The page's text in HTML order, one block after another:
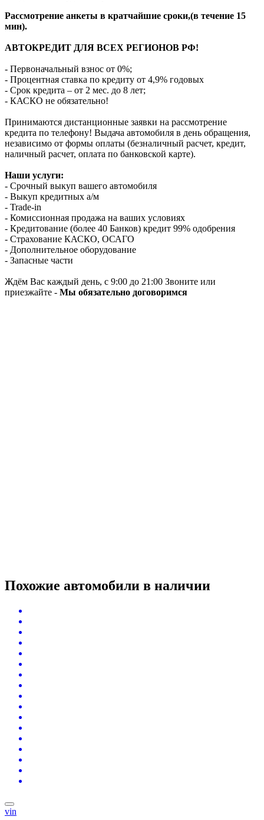
Рассмотрение анкеты в кратчайшие сроки,(в течение 15
мин).
АВТОКРЕДИТ ДЛЯ ВСЕХ РЕГИОНОВ РФ!
- Первоначальный взнос от 0%;
- Процентная ставка по кредиту от 4,9% годовых
- Срок кредита – от 2 мес. до 8 лет;
- КАСКО не обязательно!
Принимаются дистанционные заявки на рассмотрение
кредита по телефону! Выдача автомобиля в день обращения,
независимо от формы оплаты (безналичный расчет, кредит,
наличный расчет, оплата по банковской карте).
Наши услуги:
- Срочный выкуп вашего автомобиля
- Выкуп кредитных а/м
- Trade-in
- Комиссионная продажа на ваших условиях
- Кредитование (более 40 Банков) кредит 99% одобрения
- Страхование КАСКО, ОСАГО
- Дополнительное оборудование
- Запасные части
Ждём Вас каждый день, с 9:00 до 21:00 Звоните или
приезжайте - Мы обязательно договоримся
Похожие автомобили в наличии
vin